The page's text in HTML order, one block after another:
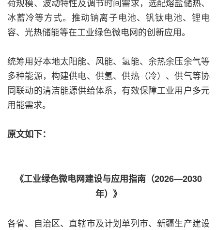
荷规模、波动特性及调节时间需求，选配熔盐储热、
冰蓄冷等方式。推动钠离子电池、钒钛电池、锂电
容、光热储能等在工业绿色微电网的创新应用。
统筹用好本地太阳能、风能、氢能、余热余压余气等
多种能源，构建供电、供氢、供热（冷）、供气等协
同联动的清洁能源供给体系，有效保障工业用户多元
用能需求。
原文如下：
《工业绿色微电网建设与应用指南（2026—2030
年）》
各省、自治区、直辖市及计划单列市、新疆生产建设